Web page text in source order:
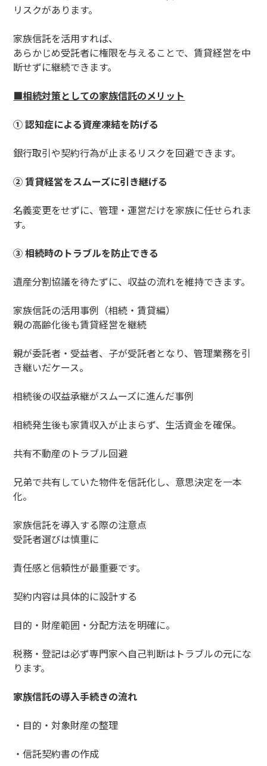
リスクがあります。
家族信託を活用すれば、
あらかじめ受託者に権限を与えることで、賃貸経営を中
断せずに継続できます。
■相続対策としての家族信託のメリット
① 認知症による資産凍結を防げる
銀行取引や契約行為が止まるリスクを回避できます。
② 賃貸経営をスムーズに引き継げる
名義変更をせずに、管理・運営だけを家族に任せられま
す。
③ 相続時のトラブルを防止できる
遺産分割協議を待たずに、収益の流れを維持できます。
家族信託の活用事例（相続・賃貸編）
親の高齢化後も賃貸経営を継続
親が委託者・受益者、子が受託者となり、管理業務を引
き継いだケース。
相続後の収益承継がスムーズに進んだ事例
相続発生後も家賃収入が止まらず、生活資金を確保。
共有不動産のトラブル回避
兄弟で共有していた物件を信託化し、意思決定を一本
化。
家族信託を導入する際の注意点
受託者選びは慎重に
責任感と信頼性が最重要です。
契約内容は具体的に設計する
目的・財産範囲・分配方法を明確に。
税務・登記は必ず専門家へ自己判断はトラブルの元にな
ります。
家族信託の導入手続きの流れ
・目的・対象財産の整理
・信託契約書の作成